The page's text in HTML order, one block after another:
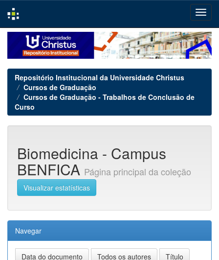
navigation
Repositório Institucional da Universidade Christus
Cursos de Graduação
Cursos de Graduação - Trabalhos de Conclusão de
Curso
Biomedicina - Campus
BENFICA Página principal da coleção
Visualizar estatísticas
Navegar